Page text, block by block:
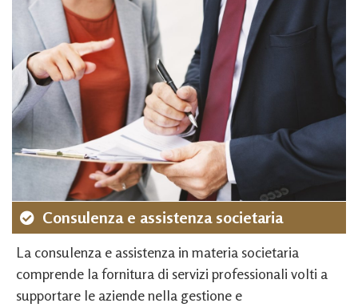
Consulenza e assistenza societaria
La consulenza e assistenza in materia societaria
comprende la fornitura di servizi professionali volti a
supportare le aziende nella gestione e